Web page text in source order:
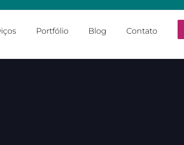
Portfólio Blog Contato